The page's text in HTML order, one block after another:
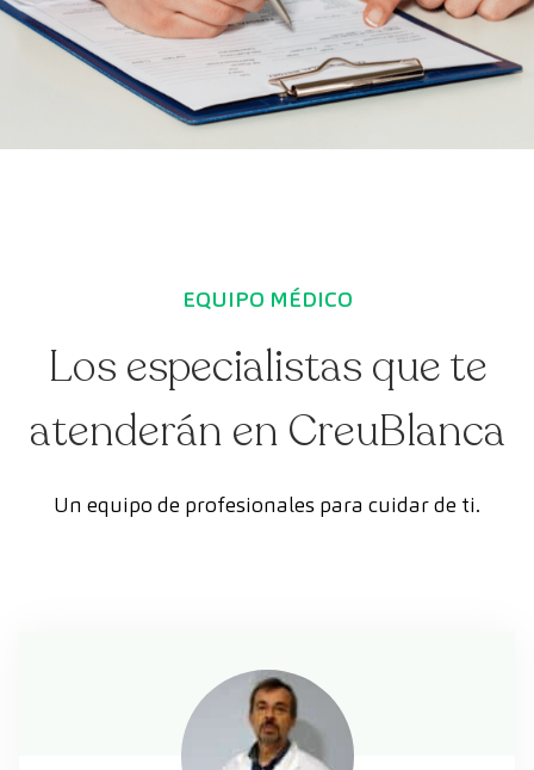
EQUIPO MÉDICO
Los especialistas que te
atenderán en CreuBlanca
Un equipo de profesionales para cuidar de ti.